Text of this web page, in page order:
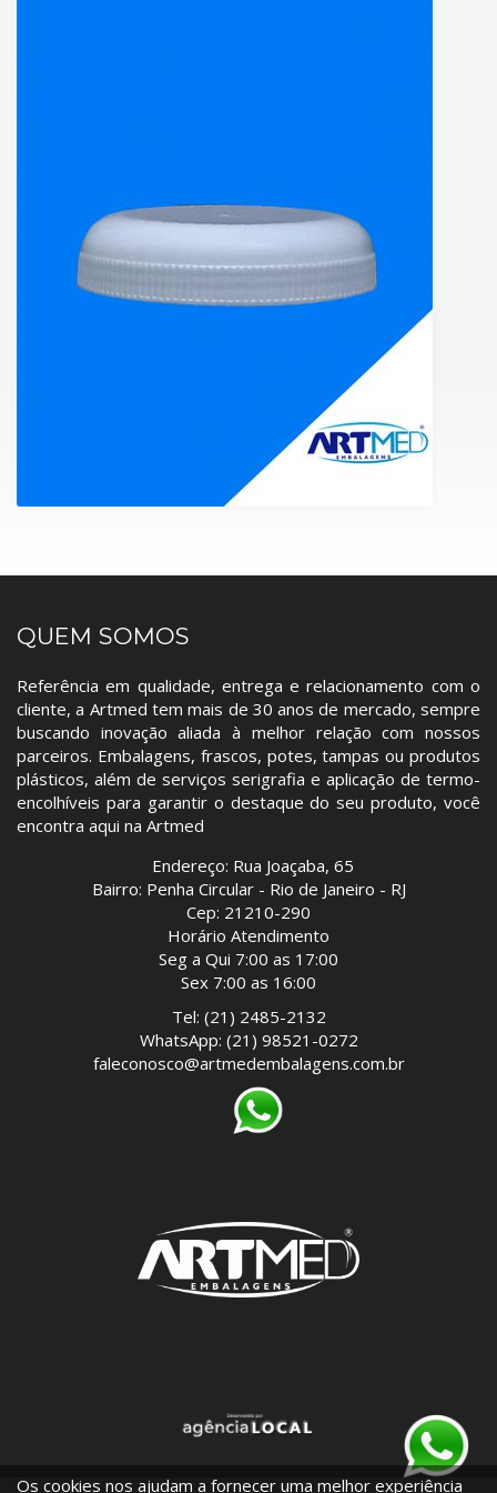
Os cookies nos ajudam a fornecer uma melhor experiência
QUEM SOMOS
Referência em qualidade, entrega e relacionamento com o
cliente, a Artmed tem mais de 30 anos de mercado, sempre
buscando inovação aliada à melhor relação com nossos
parceiros. Embalagens, frascos, potes, tampas ou produtos
plásticos, além de serviços serigrafia e aplicação de termo-
encolhíveis para garantir o destaque do seu produto, você
encontra aqui na Artmed
Endereço: Rua Joaçaba, 65
Bairro: Penha Circular - Rio de Janeiro - RJ
Cep: 21210-290
Horário Atendimento
Seg a Qui 7:00 as 17:00
Sex 7:00 as 16:00
Tel: (21) 2485-2132
WhatsApp: (21) 98521-0272
faleconosco@artmedembalagens.com.br